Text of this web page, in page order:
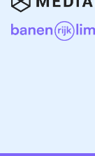
vertrouwen.
sector.